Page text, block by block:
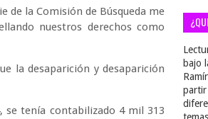
de la Comisión de Búsqueda me
nuestros derechos como
la desaparición y desaparición
se tenía contabilizado 4 mil 313
bajo
partir